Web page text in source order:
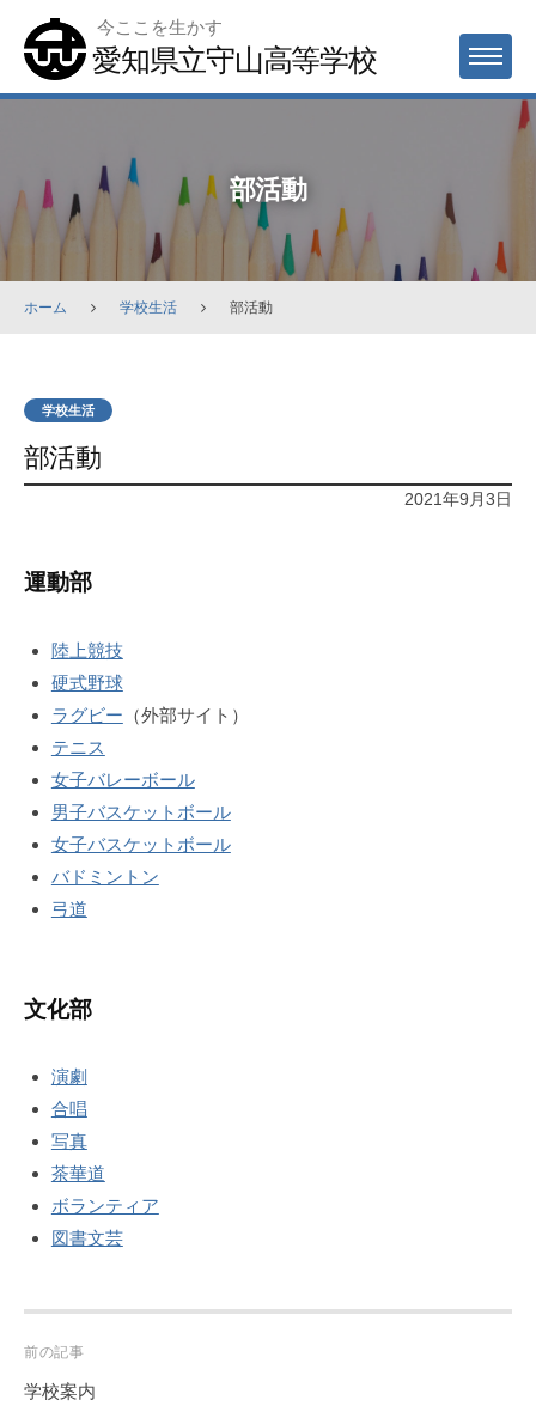
content
今ここを生かす
愛知県立守山高等学校 MENU
部活動
ホーム 学校生活 部活動
学校生活
部活動
2021年9月3日
運動部
陸上競技
硬式野球
ラグビー （外部サイト）
テニス
女子バレーボール
男子バスケットボール
女子バスケットボール
バドミントン
弓道
文化部
演劇
合唱
写真
茶華道
ボランティア
図書文芸
Post
navigation
前の記事
学校案内